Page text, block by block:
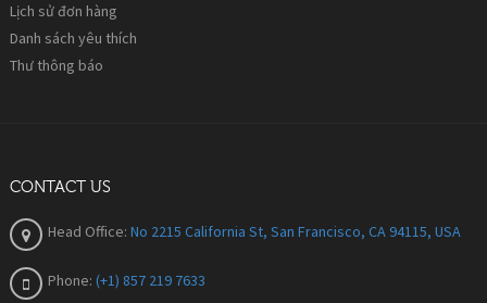
Lịch sử đơn hàng
Danh sách yêu thích
Thư thông báo
CONTACT US
Head Office: No 2215 California St, San Francisco, CA 94115, USA
Phone: (+1) 857 219 7633